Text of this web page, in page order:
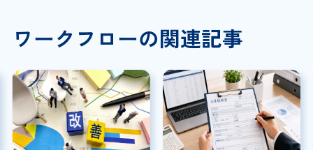
ワークフローの関連記事